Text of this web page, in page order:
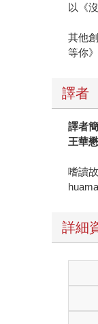
以《
其他
等你
譯者
譯者
王華懋
嗜讀
詳細